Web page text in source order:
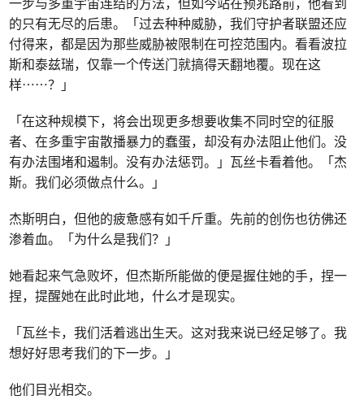
的只有无尽的后患。「过去种种威胁，我们守护者联盟还应
付得来，都是因为那些威胁被限制在可控范围内。看看波拉
斯和泰兹瑞，仅靠一个传送门就搞得天翻地覆。现在这
样⋯⋯？」
「在这种规模下，将会出现更多想要收集不同时空的征服
者、在多重宇宙散播暴力的蠢蛋，却没有办法阻止他们。没
有办法围堵和遏制。没有办法惩罚。」瓦丝卡看着他。「杰
斯。我们必须做点什么。」
杰斯明白，但他的疲惫感有如千斤重。先前的创伤也彷佛还
渗着血。「为什么是我们？」
她看起来气急败坏，但杰斯所能做的便是握住她的手，捏一
捏，提醒她在此时此地，什么才是现实。
「瓦丝卡，我们活着逃出生天。这对我来说已经足够了。我
想好好思考我们的下一步。」
他们目光相交。